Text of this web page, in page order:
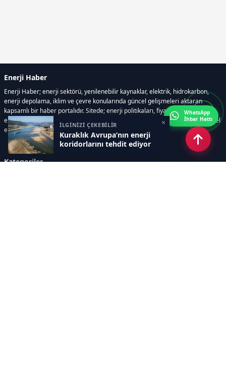
İLGİNİZİ ÇEKEBİLİR
Kuraklık Avrupa’nın enerji
koridorlarını tehdit ediyor
×
Enerji Haber
Enerji Haber; enerji sektörü, yenilenebilir kaynaklar, elektrik, hidrokarbon,
enerji depolama, iklim ve çevre konularında güncel gelişmeleri aktaran
kapsamlı bir haber portalıdır. Sitede; enerji politikaları, fiyat hareketleri,
elektrik kesintileri, yeni teknolojiler, nükleer enerji, elektrikli araçlar ve küresel
enerji krizleri gibi başlıklar öne çıkar.
Kategoriler
WhatsApp
İhbar Hattı